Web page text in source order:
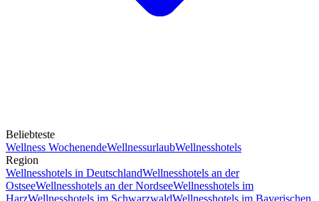
Beliebteste
Wellness WochenendeWellnessurlaubWellnesshotels
Region
Wellnesshotels in DeutschlandWellnesshotels an der
OstseeWellnesshotels an der NordseeWellnesshotels im
HarzWellnesshotels im SchwarzwaldWellnesshotels im Bayerischen